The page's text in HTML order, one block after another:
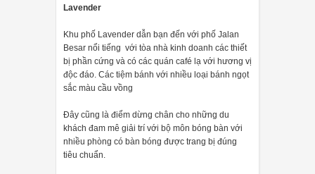
Lavender
Khu phố Lavender dẫn bạn đến với phố Jalan
Besar nổi tiếng với tòa nhà kinh doanh các thiết
bị phần cứng và có các quán café lạ với hương vị
độc đáo. Các tiệm bánh với nhiều loại bánh ngọt
sắc màu cầu vồng
Đây cũng là điểm dừng chân cho những du
khách đam mê giải trí với bộ môn bóng bàn với
nhiều phòng có bàn bóng được trang bị đúng
tiêu chuẩn.